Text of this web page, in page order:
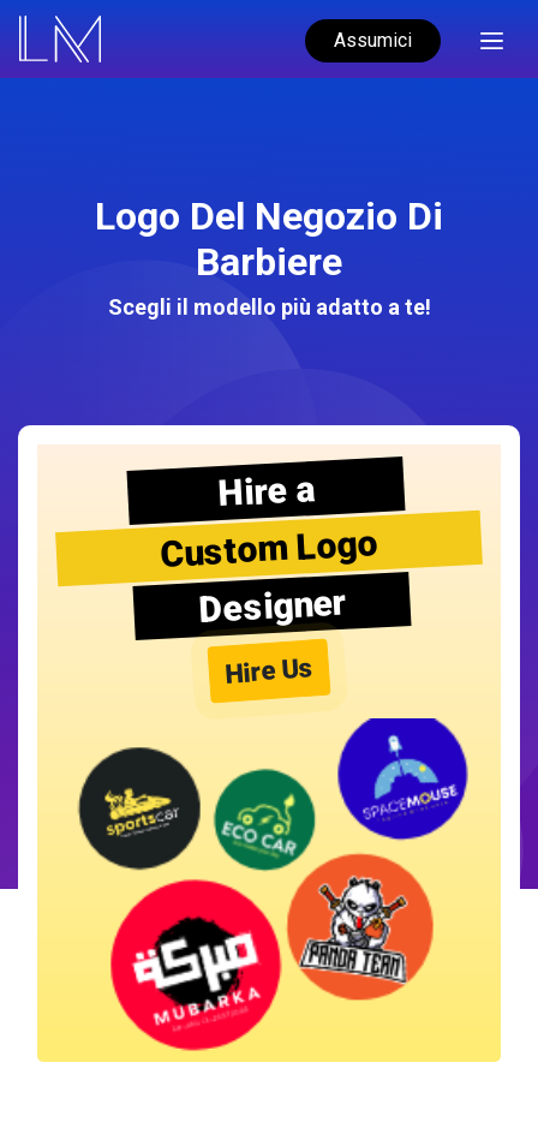
Assumici
Logo Del Negozio Di
Barbiere
Scegli il modello più adatto a te!
Hire a
Custom Logo
Designer
Hire Us